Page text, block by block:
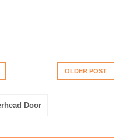
OLDER POST
Door